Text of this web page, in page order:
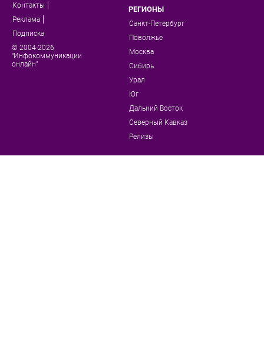
Контакты
Реклама
Подписка
© 2004-2026
"Инфокоммуникации
онлайн"
РЕГИОНЫ
Санкт-Петербург
Поволжье
Москва
Сибирь
Урал
Юг
Дальний Восток
Северный Кавказ
Релизы